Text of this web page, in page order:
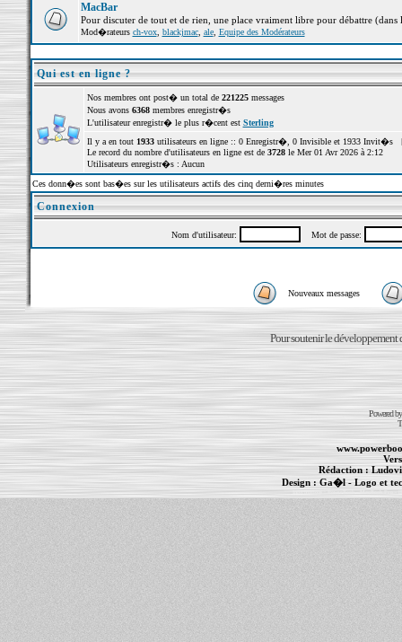
MacBar
Pour discuter de tout et de rien, une place vraiment libre pour débattre (dans
Mod�rateurs ch-vox, blackjmac, ale, Equipe des Modérateurs
Qui est en ligne ?
Nos membres ont post� un total de 221225messages
Nous avons 6368membres enregistr�s
L'utilisateur enregistr� le plus r�cent est Sterling
Il y a en tout 1933utilisateurs en ligne :: 0 Enregistr�, 0 Invisible et 1933 Invit�s
Le record du nombre d'utilisateurs en ligne est de 3728le Mer 01 Avr 2026 à 2:12
Utilisateurs enregistr�s : Aucun
Ces donn�es sont bas�es sur les utilisateurs actifs des cinq derni�res minutes
Connexion
Nom d'utilisateur: Mot de passe:
Nouveaux messages
Pour soutenir le développement
Powered
Rédaction :
Design : Ga�l- Logo et